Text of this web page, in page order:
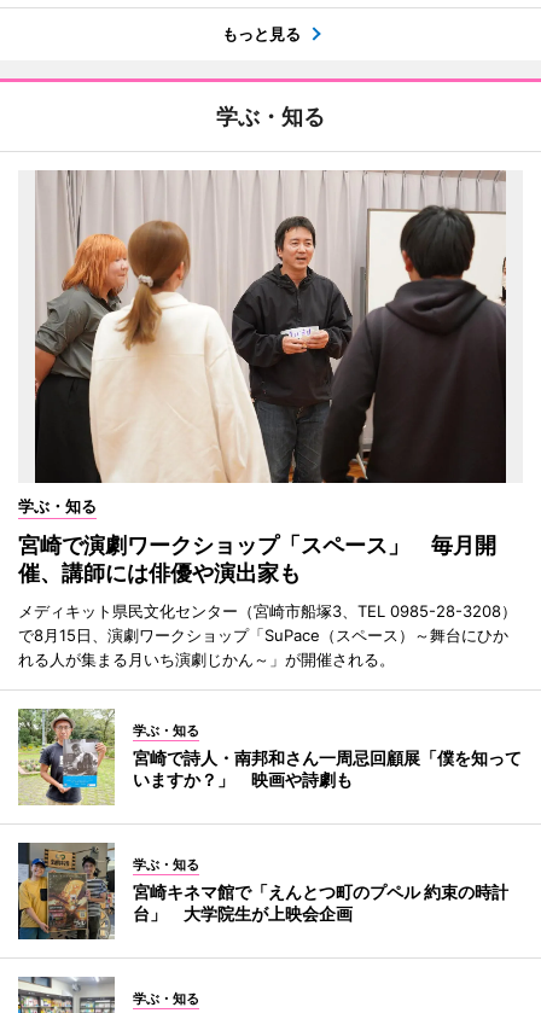
もっと見る
学ぶ・知る
学ぶ・知る
宮崎で演劇ワークショップ「スペース」 毎月開
催、講師には俳優や演出家も
メディキット県民文化センター（宮崎市船塚3、TEL 0985-28-3208）
で8月15日、演劇ワークショップ「SuPace（スペース）～舞台にひか
れる人が集まる月いち演劇じかん～」が開催される。
学ぶ・知る
宮崎で詩人・南邦和さん一周忌回顧展「僕を知って
いますか？」 映画や詩劇も
学ぶ・知る
宮崎キネマ館で「えんとつ町のプペル 約束の時計
台」 大学院生が上映会企画
学ぶ・知る